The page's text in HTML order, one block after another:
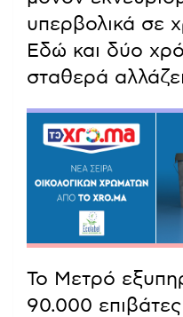
υπερβολικά σε
Εδώ και δύο
σταθερά
Το Μετρό
90.000